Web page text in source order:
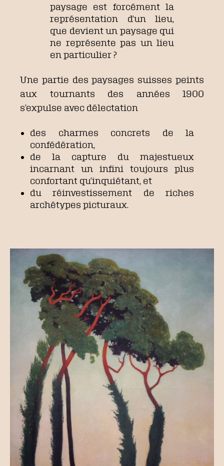
paysage est forcément la
représentation d’un lieu,
que devient un paysage qui
ne représente pas un lieu
en particulier ?
Une partie des paysages suisses peints
aux tournants des années 1900
s’expulse avec délectation
des charmes concrets de la
confédération,
de la capture du majestueux
incarnant un infini toujours plus
confortant qu’inquiétant, et
du réinvestissement de riches
archétypes picturaux.